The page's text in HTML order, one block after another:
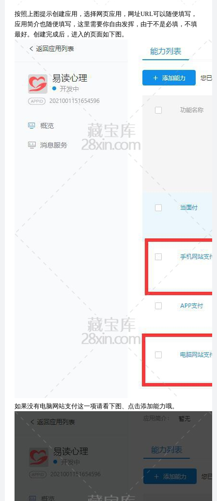
按照上图提示创建应用，选择网页应用，网址URL可以随便填写，
应用简介也随便填写，这里需要你自由发挥，由于不是必填，不填
最好。创建完成后，进入的页面如下图。
如果没有电脑网站支付这一项请看下图、点击添加能力哦。